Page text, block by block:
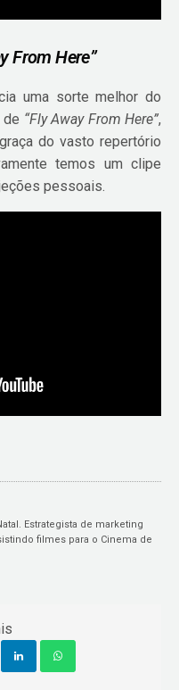
From Here”
uma sorte melhor do
de “Fly Away From Here”,
do vasto repertório
temos um clipe
pessoais.
Estrategista de marketing
filmes para o Cinema de